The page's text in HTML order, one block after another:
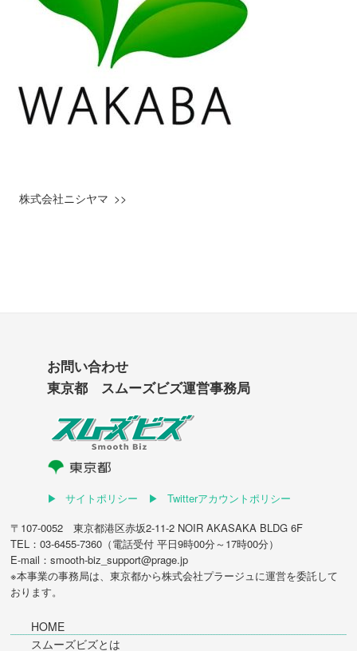
株式会社ニシヤマ
お問い合わせ
東京都 スムーズビズ運営事務局
サイトポリシー
Twitterアカウントポリシー
〒107-0052 東京都港区赤坂2-11-2 NOIR AKASAKA BLDG 6F
TEL：03-6455-7360（電話受付 平日9時00分～17時00分）
E-mail：smooth-biz_support@prage.jp
※本事業の事務局は、東京都から株式会社プラージュに運営を委託して
おります。
HOME
スムーズビズとは